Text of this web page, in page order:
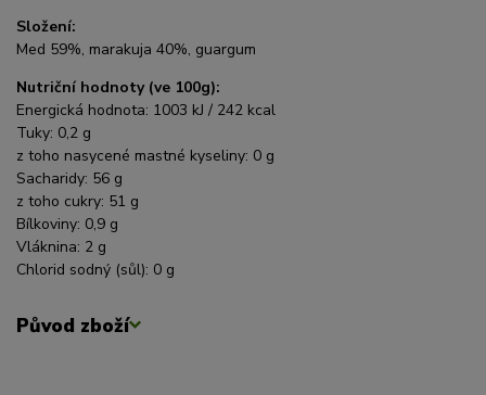
Složení:
Med 59%, marakuja 40%, guargum
Nutriční hodnoty (ve 100g):
Energická hodnota: 1003 kJ / 242 kcal
Tuky: 0,2 g
z toho nasycené mastné kyseliny: 0 g
Sacharidy: 56 g
z toho cukry: 51 g
Bílkoviny: 0,9 g
Vláknina: 2 g
Chlorid sodný (sůl): 0 g
Původ zboží